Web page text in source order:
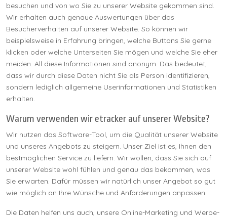
besuchen und von wo Sie zu unserer Website gekommen sind.
Wir erhalten auch genaue Auswertungen über das
Besucherverhalten auf unserer Website. So können wir
beispielsweise in Erfahrung bringen, welche Buttons Sie gerne
klicken oder welche Unterseiten Sie mögen und welche Sie eher
meiden. All diese Informationen sind anonym. Das bedeutet,
dass wir durch diese Daten nicht Sie als Person identifizieren,
sondern lediglich allgemeine Userinformationen und Statistiken
erhalten.
Warum verwenden wir etracker auf unserer Website?
Wir nutzen das Software-Tool, um die Qualität unserer Website
und unseres Angebots zu steigern. Unser Ziel ist es, Ihnen den
bestmöglichen Service zu liefern. Wir wollen, dass Sie sich auf
unserer Website wohl fühlen und genau das bekommen, was
Sie erwarten. Dafür müssen wir natürlich unser Angebot so gut
wie möglich an Ihre Wünsche und Anforderungen anpassen.
Die Daten helfen uns auch, unsere Online-Marketing und Werbe-